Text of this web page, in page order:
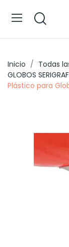
Inicio Todas
GLOBOS
Plástico para